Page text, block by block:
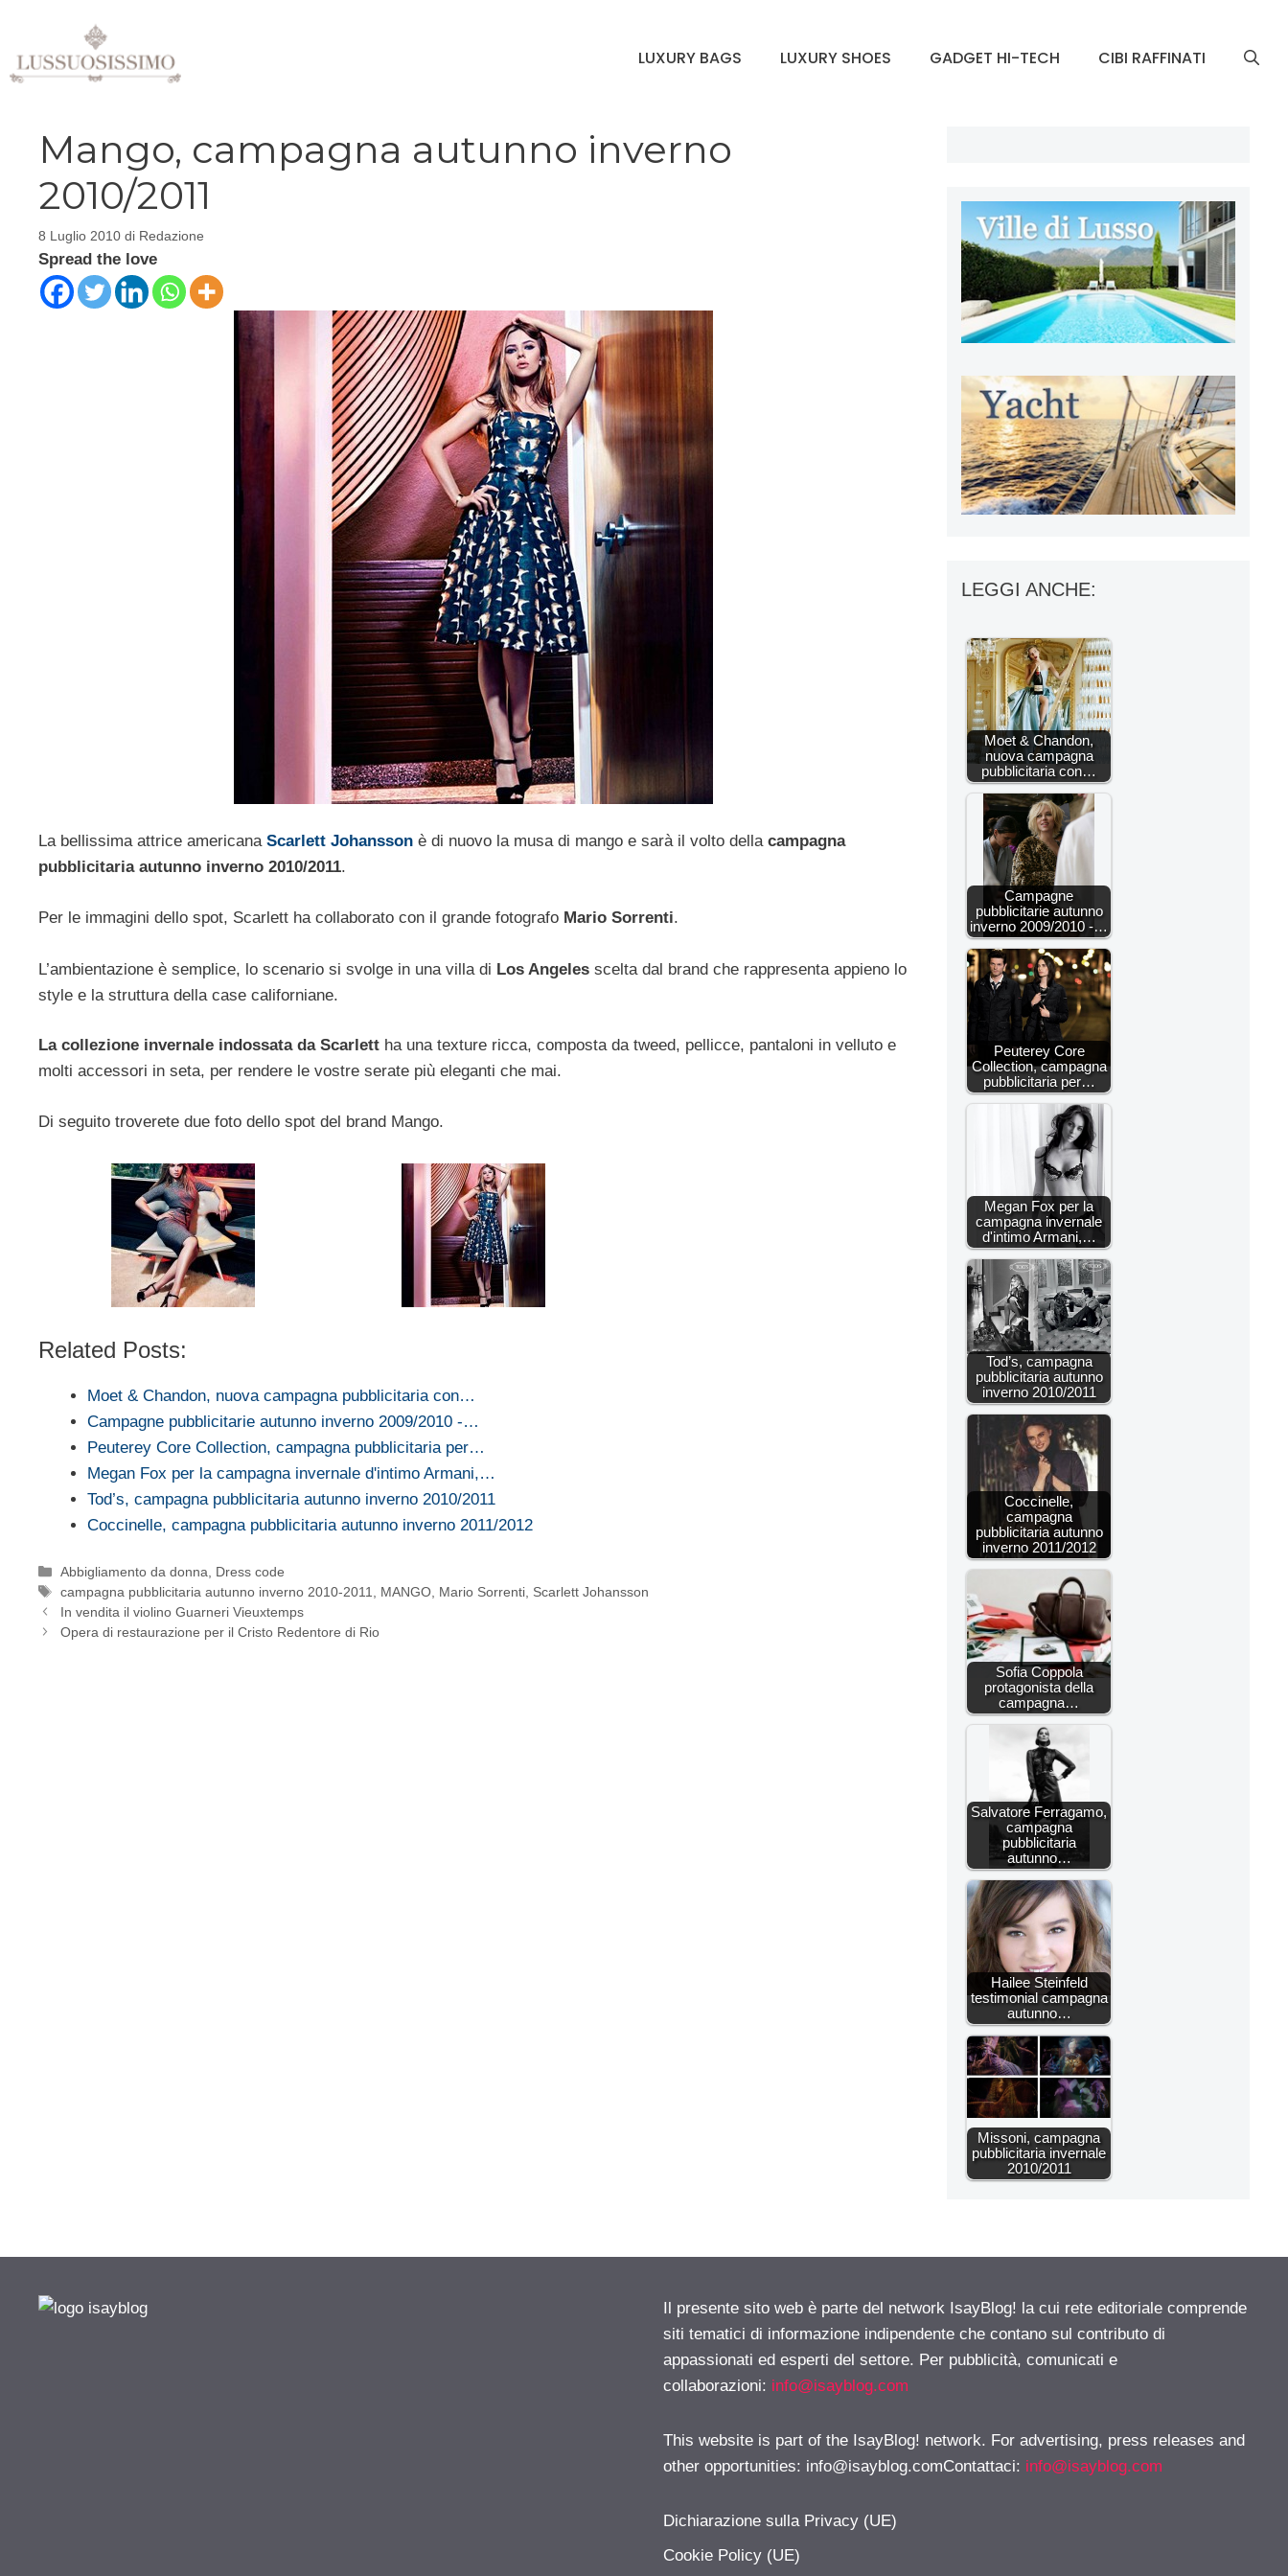
contenuto
LUXURY BAGS LUXURY SHOES GADGET HI-TECH CIBI RAFFINATI
Mango, campagna autunno inverno
2010/2011
8 Luglio 2010 di Redazione
Spread the love
La bellissima attrice americana Scarlett Johansson è di nuovo la musa di mango e sarà il volto della campagna
pubblicitaria autunno inverno 2010/2011.
Per le immagini dello spot, Scarlett ha collaborato con il grande fotografo Mario Sorrenti.
L’ambientazione è semplice, lo scenario si svolge in una villa di Los Angeles scelta dal brand che rappresenta appieno lo
style e la struttura della case californiane.
La collezione invernale indossata da Scarlett ha una texture ricca, composta da tweed, pellicce, pantaloni in velluto e
molti accessori in seta, per rendere le vostre serate più eleganti che mai.
Di seguito troverete due foto dello spot del brand Mango.
Related Posts:
Moet & Chandon, nuova campagna pubblicitaria con…
Campagne pubblicitarie autunno inverno 2009/2010 -…
Peuterey Core Collection, campagna pubblicitaria per…
Megan Fox per la campagna invernale d'intimo Armani,…
Tod’s, campagna pubblicitaria autunno inverno 2010/2011
Coccinelle, campagna pubblicitaria autunno inverno 2011/2012
Categorie
Abbigliamento da donna
Dress code
Tag
campagna pubblicitaria autunno inverno 2010-2011 MANGO Mario Sorrenti Scarlett Johansson
In vendita il violino Guarneri Vieuxtemps
Opera di restaurazione per il Cristo Redentore di Rio
LEGGI ANCHE:
Moet & Chandon,
nuova campagna
pubblicitaria con…
Campagne
pubblicitarie autunno
inverno 2009/2010 -…
Peuterey Core
Collection, campagna
pubblicitaria per…
Megan Fox per la
campagna invernale
d'intimo Armani,…
Tod’s, campagna
pubblicitaria autunno
inverno 2010/2011
Coccinelle,
campagna
pubblicitaria autunno
inverno 2011/2012
Sofia Coppola
protagonista della
campagna…
Salvatore Ferragamo,
campagna
pubblicitaria
autunno…
Hailee Steinfeld
testimonial campagna
autunno…
Missoni, campagna
pubblicitaria invernale
2010/2011
Il presente sito web è parte del network IsayBlog! la cui rete editoriale comprende
siti tematici di informazione indipendente che contano sul contributo di
appassionati ed esperti del settore. Per pubblicità, comunicati e
collaborazioni: info@isayblog.com
This website is part of the IsayBlog! network. For advertising, press releases and
other opportunities: info@isayblog.comContattaci: info@isayblog.com
Dichiarazione sulla Privacy (UE)
Cookie Policy (UE)